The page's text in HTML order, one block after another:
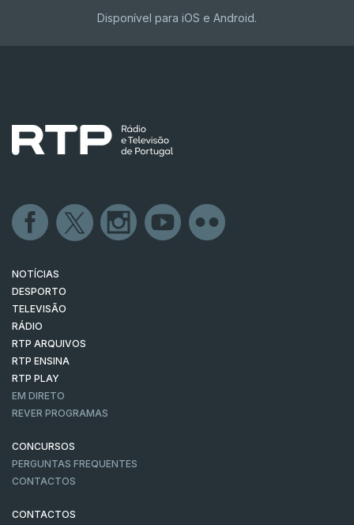
Disponível para iOS e Android.
NOTÍCIAS
DESPORTO
TELEVISÃO
RÁDIO
RTP ARQUIVOS
RTP ENSINA
RTP PLAY
EM DIRETO
REVER PROGRAMAS
CONCURSOS
PERGUNTAS FREQUENTES
CONTACTOS
CONTACTOS